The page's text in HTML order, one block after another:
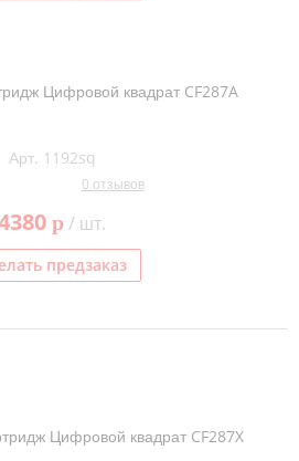
Цифровой квадрат CF287A
Арт. 1192sq
0 отзывов
p/ шт.
предзаказ
Цифровой квадрат CF287X